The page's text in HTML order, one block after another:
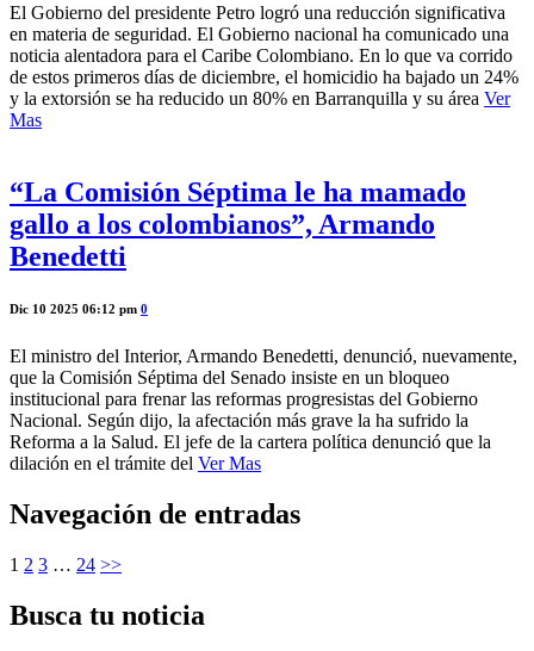
El Gobierno del presidente Petro logró una reducción significativa
en materia de seguridad. El Gobierno nacional ha comunicado una
noticia alentadora para el Caribe Colombiano. En lo que va corrido
de estos primeros días de diciembre, el homicidio ha bajado un 24%
y la extorsión se ha reducido un 80% en Barranquilla y su área Ver
Mas
“La Comisión Séptima le ha mamado
gallo a los colombianos”, Armando
Benedetti
Dic 10 2025 06:12 pm 0
El ministro del Interior, Armando Benedetti, denunció, nuevamente,
que la Comisión Séptima del Senado insiste en un bloqueo
institucional para frenar las reformas progresistas del Gobierno
Nacional. Según dijo, la afectación más grave la ha sufrido la
Reforma a la Salud. El jefe de la cartera política denunció que la
dilación en el trámite del Ver Mas
Navegación de entradas
1 2 3 … 24 >>
Busca tu noticia